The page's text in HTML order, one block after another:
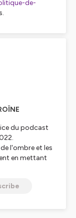
de-
du podcast
l'ombre et les
en mettant
des